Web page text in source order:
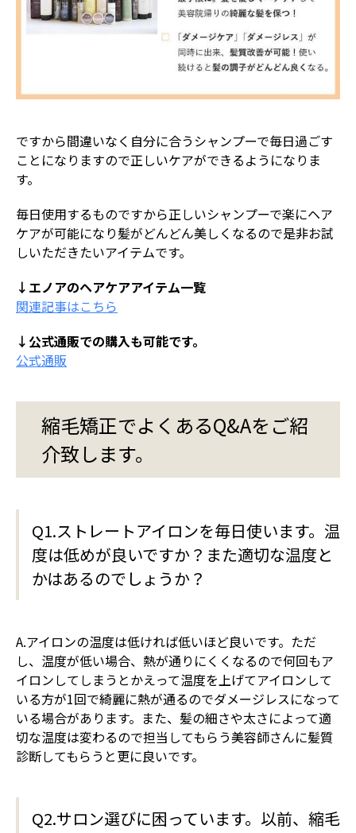
ですから間違いなく自分に合うシャンプーで毎日過ごす
ことになりますので正しいケアができるようになりま
す。
毎日使用するものですから正しいシャンプーで楽にヘア
ケアが可能になり髪がどんどん美しくなるので是非お試
しいただきたいアイテムです。
↓エノアのヘアケアアイテム一覧
関連記事はこちら
↓公式通販での購入も可能です。
公式通販
縮毛矯正でよくあるQ&Aをご紹
介致します。
Q1.ストレートアイロンを毎日使います。温
度は低めが良いですか？また適切な温度と
かはあるのでしょうか？
A.アイロンの温度は低ければ低いほど良いです。ただ
し、温度が低い場合、熱が通りにくくなるので何回もア
イロンしてしまうとかえって温度を上げてアイロンして
いる方が1回で綺麗に熱が通るのでダメージレスになって
いる場合があります。また、髪の細さや太さによって適
切な温度は変わるので担当してもらう美容師さんに髪質
診断してもらうと更に良いです。
Q2.サロン選びに困っています。以前、縮毛